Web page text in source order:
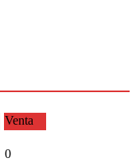
Venta
0